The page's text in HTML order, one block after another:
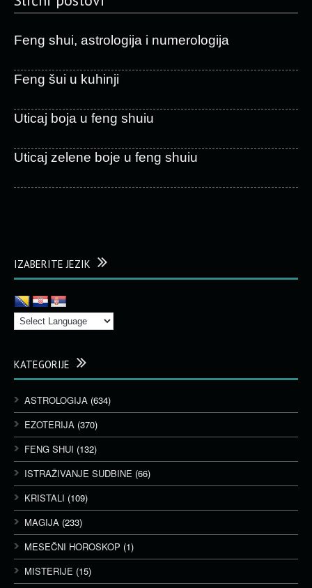
Feng shui, astrologija i numerologija
Feng šui u kuhinji
Uticaj boja u feng shuiu
Uticaj zelene boje u feng shuiu
IZABERITE JEZIK
KATEGORIJE
ASTROLOGIJA (634)
EZOTERIJA (370)
FENG SHUI (132)
ISTRAŽIVANJE SUDBINE (66)
KRISTALI (109)
MAGIJA (233)
MESEČNI HOROSKOP (1)
MISTERIJE (15)